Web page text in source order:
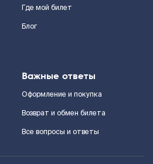
Где мой билет
Блог
Важные ответы
Оформление и покупка
Возврат и обмен билета
Все вопросы и ответы